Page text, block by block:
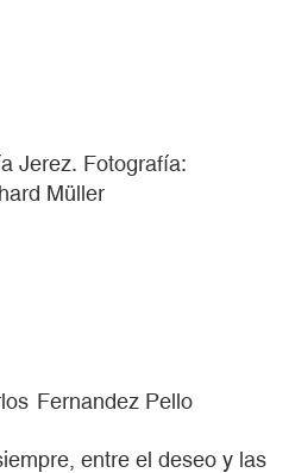
Jerez. Fotografía:
Müller
Fernandez Pello
entre el deseo y las